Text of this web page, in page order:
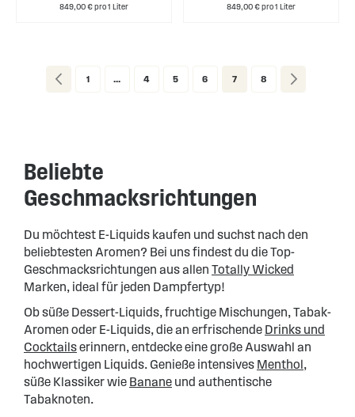
849,00 € pro 1 Liter 849,00 € pro 1 Liter
Page Page
Zurück
Page
1 ... Page
4 Page
5 Page
6 You're currently reading
7 Page
8
Beliebte
Geschmacksrichtungen
Du möchtest E-Liquids kaufen und suchst nach den
beliebtesten Aromen? Bei uns findest du die Top-
Geschmacksrichtungen aus allen Totally Wicked
Marken, ideal für jeden Dampfertyp!
Ob süße Dessert-Liquids, fruchtige Mischungen, Tabak-
Aromen oder E-Liquids, die an erfrischende Drinks und
Cocktailserinnern, entdecke eine große Auswahl an
hochwertigen Liquids. Genieße intensives Menthol,
süße Klassiker wie Banane und authentische
Tabaknoten.